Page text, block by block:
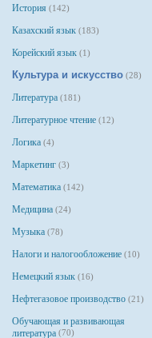
История (142)
Казахский язык (183)
Корейский язык (1)
Культура и искусство (28)
Литература (181)
Литературное чтение (12)
Логика (4)
Маркетинг (3)
Математика (142)
Медицина (24)
Музыка (78)
Налоги и налогообложение (10)
Немецкий язык (16)
Нефтегазовое производство (21)
Обучающая и развивающая
литература (70)